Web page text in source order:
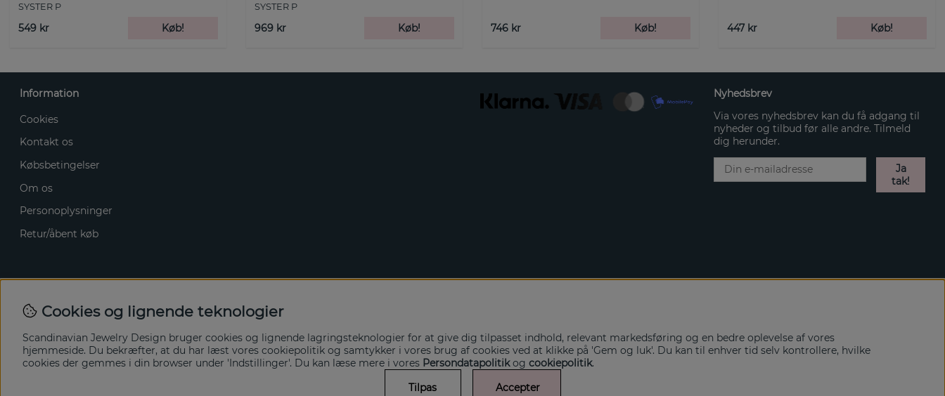
SYSTER P
549 kr Køb!
SYSTER P
969 kr Køb! 746 kr Køb! 447 kr Køb!
Information
Cookies
Kontakt os
Købsbetingelser
Om os
Personoplysninger
Retur/åbent køb
Nyhedsbrev
Via vores nyhedsbrev kan du få adgang til
nyheder og tilbud før alle andre. Tilmeld
dig herunder.
Ja
tak!
Cookies og lignende teknologier
Scandinavian Jewelry Design bruger cookies og lignende lagringsteknologier for at give dig tilpasset indhold, relevant markedsføring og en bedre oplevelse af vores
hjemmeside. Du bekræfter, at du har læst vores cookiepolitik og samtykker i vores brug af cookies ved at klikke på 'Gem og luk'. Du kan til enhver tid selv kontrollere, hvilke
cookies der gemmes i din browser under 'Indstillinger'. Du kan læse mere i vores Persondatapolitikog cookiepolitik.
Tilpas
Accepter